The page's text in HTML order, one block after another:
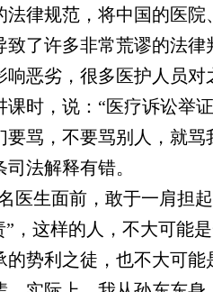
法律规范，将中国的医院
致了许多非常荒谬的法
响恶劣， 很多医护人员对
课时，说：“医疗诉讼举
要骂，不要骂别人，就骂
司法解释有错。
医生面前，敢于一肩担
”，这样的人，不大可能
的势利之徒，也不大可